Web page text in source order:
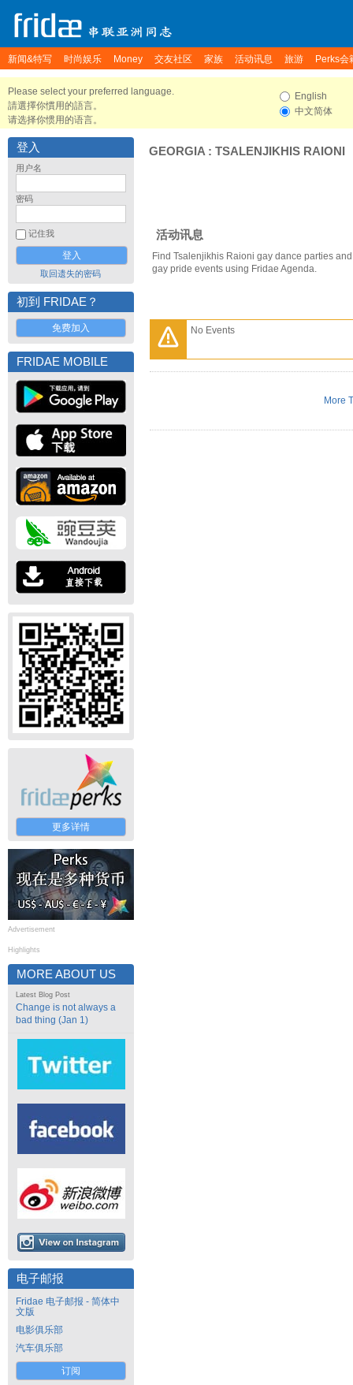
新闻&特写 时尚娱乐 Money 交友社区 家族 活动讯息 旅游 Perks会
Please select your preferred language.
請選擇你慣用的語言。
请选择你惯用的语言。
English
中文简体
登入
用户名
密码
记住我
取回遗失的密码
初到 FRIDAE？
免费加入
FRIDAE MOBILE
更多详情
Advertisement
Highlights
MORE ABOUT US
Latest Blog Post
Change is not always a
bad thing (Jan 1)
电子邮报
Fridae 电子邮报 - 简体中
文版
电影俱乐部
汽车俱乐部
订阅
GEORGIA : TSALENJIKHIS RAIONI
活动讯息
Find Tsalenjikhis Raioni gay dance parties
gay pride events using Fridae Agenda.
No Events
More